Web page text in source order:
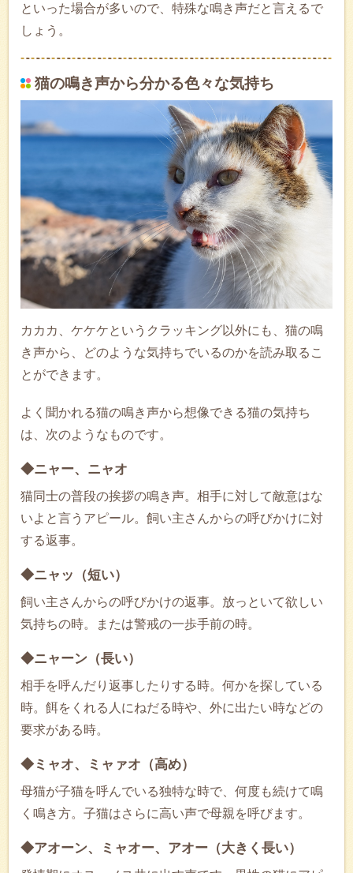
といった場合が多いので、特殊な鳴き声だと言えるで
しょう。
猫の鳴き声から分かる色々な気持ち
カカカ、ケケケというクラッキング以外にも、猫の鳴
き声から、どのような気持ちでいるのかを読み取るこ
とができます。
よく聞かれる猫の鳴き声から想像できる猫の気持ち
は、次のようなものです。
◆ニャー、ニャオ
猫同士の普段の挨拶の鳴き声。相手に対して敵意はな
いよと言うアピール。飼い主さんからの呼びかけに対
する返事。
◆ニャッ（短い）
飼い主さんからの呼びかけの返事。放っといて欲しい
気持ちの時。または警戒の一歩手前の時。
◆ニャーン（長い）
相手を呼んだり返事したりする時。何かを探している
時。餌をくれる人にねだる時や、外に出たい時などの
要求がある時。
◆ミャオ、ミャァオ（高め）
母猫が子猫を呼んでいる独特な時で、何度も続けて鳴
く鳴き方。子猫はさらに高い声で母親を呼びます。
◆アオーン、ミャオー、アオー（大きく長い）